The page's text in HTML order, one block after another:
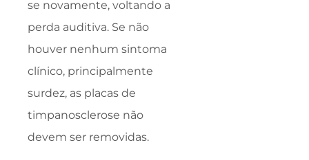
se novamente, voltando a
perda auditiva. Se não
houver nenhum sintoma
clínico, principalmente
surdez, as placas de
timpanosclerose não
devem ser removidas.